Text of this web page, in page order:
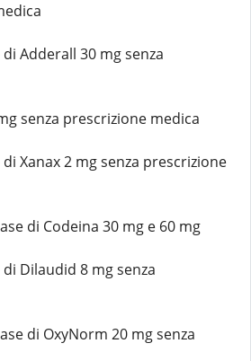
Adderall 30 mg senza
senza prescrizione medica
Xanax 2 mg senza prescrizione
di Codeina 30 mg e 60 mg
Dilaudid 8 mg senza
di OxyNorm 20 mg senza